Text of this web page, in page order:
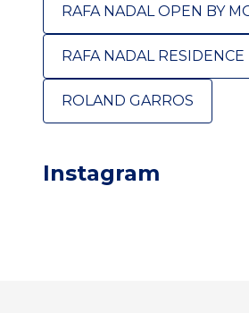
RAFA NADAL OPEN BY
RAFA NADAL RESIDENCE
ROLAND GARROS
Instagram